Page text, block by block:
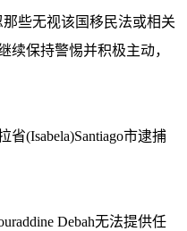
些无视该国移民法或相关
续保持警惕并积极主动，
(Isabela)Santiago市逮捕
Debah无法提供任